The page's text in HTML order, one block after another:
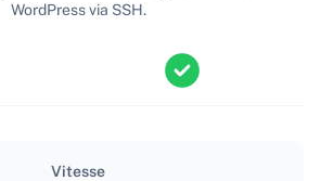
WordPress via SSH.
Vitesse